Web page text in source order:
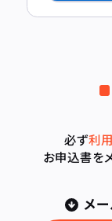
必ず利
お申込書を
メ